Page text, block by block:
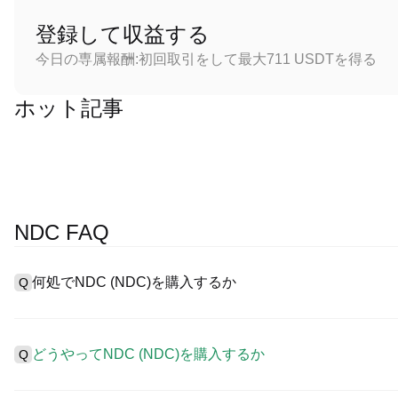
登録して収益する
今日の専属報酬:初回取引をして最大711 USDTを得る
ホット記事
NDC FAQ
Q 何処でNDC (NDC)を購入するか
ーザーに向けるインターフェース、高質・多様な取引ツールを
を認め、競争力のある取引手数料を用意しています。
Q どうやってNDC (NDC)を購入するか